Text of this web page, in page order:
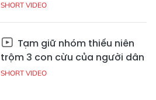
SHORT VIDEO
Tạm giữ nhóm thiếu niên
trộm 3 con cừu của người dân
SHORT VIDEO